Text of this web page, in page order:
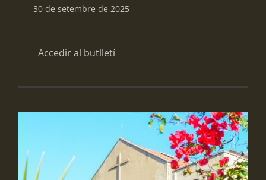
30 de setembre de 2025
Accedir al butlletí